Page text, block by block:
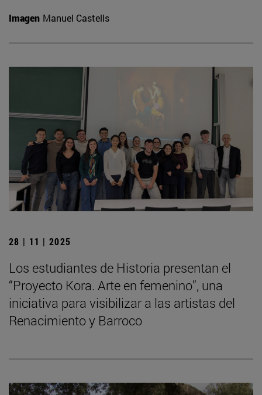
Imagen Manuel Castells
28 | 11 | 2025
Los estudiantes de Historia presentan el
“Proyecto Kora. Arte en femenino”, una
iniciativa para visibilizar a las artistas del
Renacimiento y Barroco